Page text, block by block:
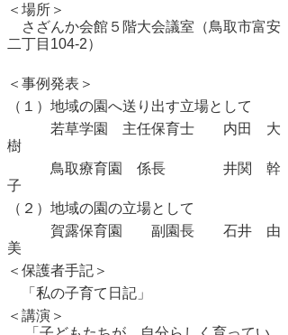
＜場所＞
さざんか会館５階大会議室（鳥取市富安
二丁目104-2）
＜事例発表＞
（１）地域の園へ送り出す立場として
若草学園 主任保育士 内田 大
樹
鳥取療育園 係長 井関 幹
子
（２）地域の園の立場として
賀露保育園 副園長 石井 由
美
＜保護者手記＞
「私の子育て日記」
＜講演＞